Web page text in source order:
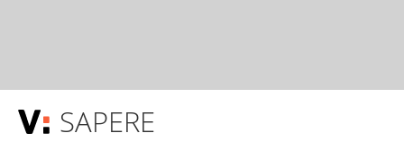
SAPERE